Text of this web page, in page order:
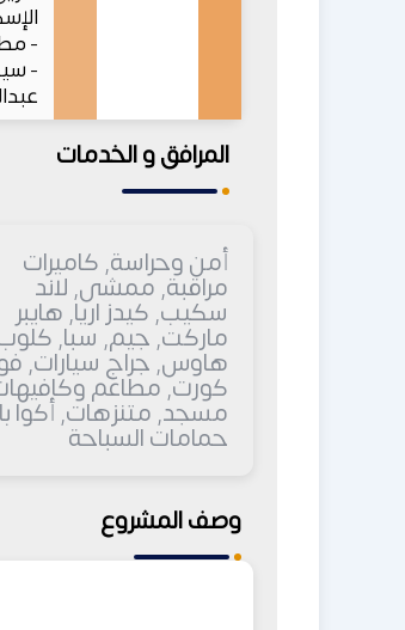
-
-
المرافق و الخدمات
أمن وحراسة, كاميرات
مراقبة, ممشى, لاند
سكيب, كيدز اريا, هايبر
ماركت, جيم, سبا,
هاوس, جراج سيارات,
كورت, مطاعم
مسجد, متنزهات, أكوا
حمامات السباحة
وصف المشروع